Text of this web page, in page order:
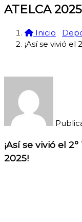
ATELCA
Inicio
¡Así se vivió el
¡Así se vivió el
2025!